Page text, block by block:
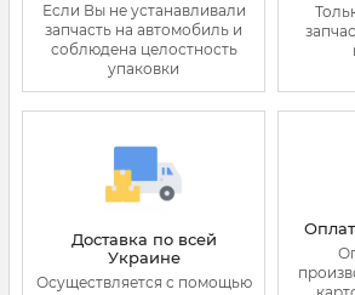
Если Вы не устанавливали
запчасть на автомобиль и
соблюдена целостность
упаковки
Доставка по всей
Украине
Осуществляется с помощью